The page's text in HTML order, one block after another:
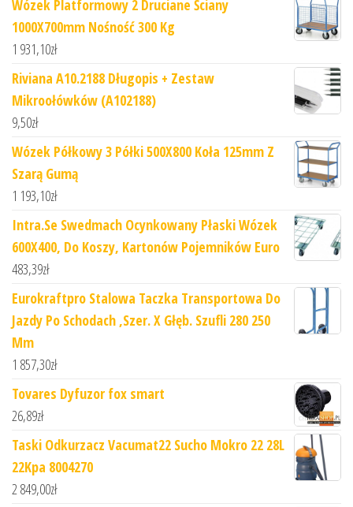
Wózek Platformowy 2 Druciane Ściany
1000X700mm Nośność 300 Kg
1 931,10zł
Riviana A10.2188 Długopis + Zestaw
Mikroołówków (A102188)
9,50zł
Wózek Półkowy 3 Półki 500X800 Koła 125mm Z
Szarą Gumą
1 193,10zł
Intra.Se Swedmach Ocynkowany Płaski Wózek
600X400, Do Koszy, Kartonów Pojemników Euro
483,39zł
Eurokraftpro Stalowa Taczka Transportowa Do
Jazdy Po Schodach ,Szer. X Głęb. Szufli 280 250
Mm
1 857,30zł
Tovares Dyfuzor fox smart
26,89zł
Taski Odkurzacz Vacumat22 Sucho Mokro 22 28L
22Kpa 8004270
2 849,00zł